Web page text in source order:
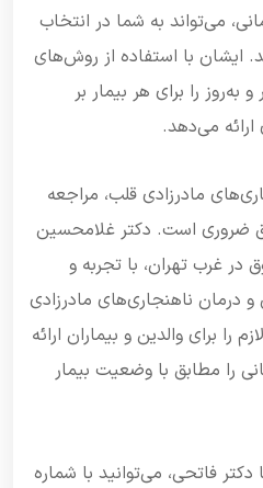
می‌تواند به شما در انتخاب
ایشان با استفاده از روش‌های
را برای هر بیمار بر
می‌دهد.
مادرزادی قلب، مراجعه
است. دکتر غلامحسین
غرب تهران، با تجربه و
درمان ناهنجاری‌های مادرزادی
را برای والدین و بیماران ارائه
را مطابق با وضعیت بیمار
فاتحی، می‌توانید با شماره